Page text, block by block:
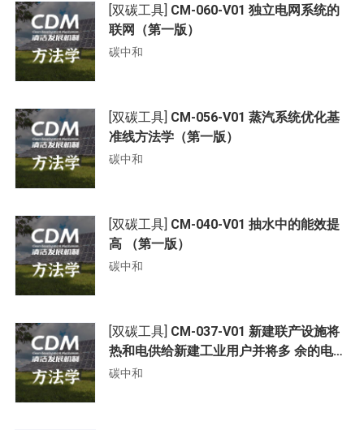
[双碳工具] CM-060-V01 独立电网系统的
联网（第一版）
碳中和
[双碳工具] CM-056-V01 蒸汽系统优化基
准线方法学（第一版）
碳中和
[双碳工具] CM-040-V01 抽水中的能效提
高 （第一版）
碳中和
[双碳工具] CM-037-V01 新建联产设施将
热和电供给新建工业用户并将多 余的电上
网或者提供给其他用户
碳中和